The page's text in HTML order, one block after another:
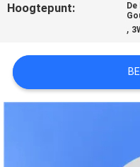
NIEUWS
GEVALLEN
SITEMAP
Hoogtepunt:
,